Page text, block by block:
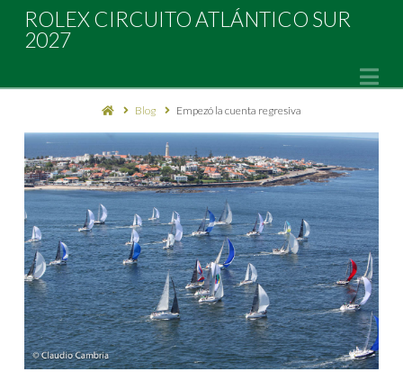
Rolex
Circuito
Atlántico
Sur
2027
ROLEX CIRCUITO ATLÁNTICO SUR
2027
Blog Empezó la cuenta regresiva